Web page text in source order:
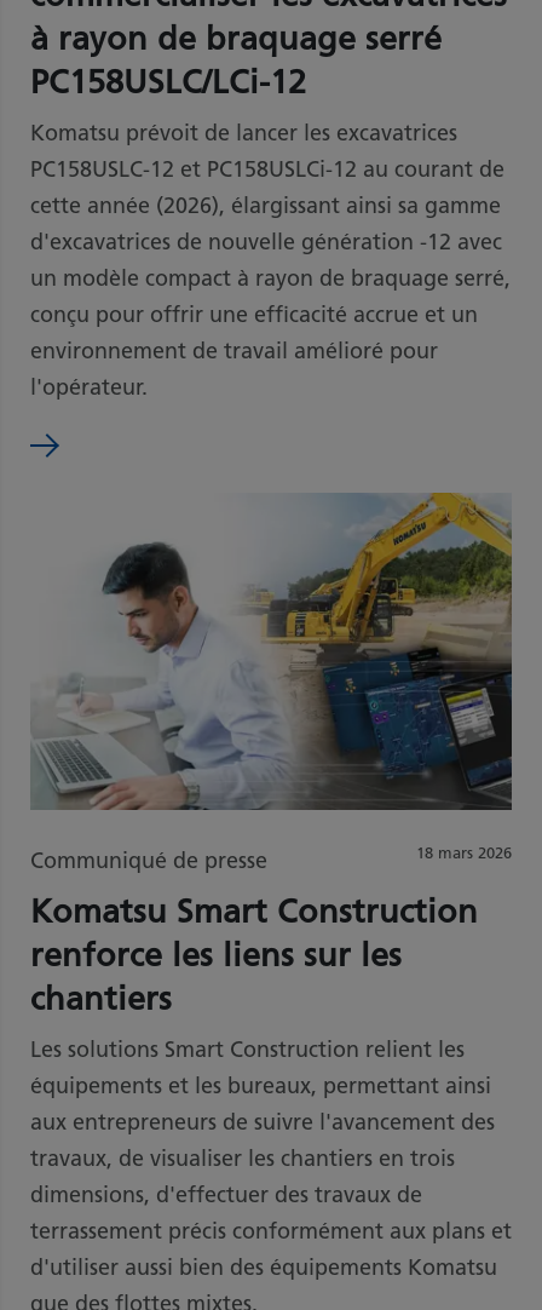
à rayon de braquage serré
PC158USLC/LCi-12
Komatsu prévoit de lancer les excavatrices
PC158USLC-12 et PC158USLCi-12 au courant de
cette année (2026), élargissant ainsi sa gamme
d'excavatrices de nouvelle génération -12 avec
un modèle compact à rayon de braquage serré,
conçu pour offrir une efficacité accrue et un
environnement de travail amélioré pour
l'opérateur.
18 mars 2026
Communiqué de presse
Komatsu Smart Construction
renforce les liens sur les
chantiers
Les solutions Smart Construction relient les
équipements et les bureaux, permettant ainsi
aux entrepreneurs de suivre l'avancement des
travaux, de visualiser les chantiers en trois
dimensions, d'effectuer des travaux de
terrassement précis conformément aux plans et
d'utiliser aussi bien des équipements Komatsu
que des flottes mixtes.